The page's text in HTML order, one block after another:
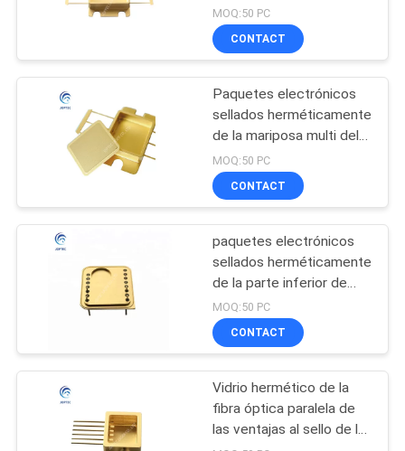
FÁBRICA
CONTROL
CALIDAD
EN
CONTACTO
MAPA
Hermetic
MOQ:50 PC
CONTACT
Paquetes electrónicos
sellados herméticamente
de la mariposa multi del
pedazo
MOQ:50 PC
CONTACT
paquetes electrónicos
sellados herméticamente
de la parte inferior de
plano de la profundidad
de 1.5m m
MOQ:50 PC
CONTACT
Vidrio hermético de la
fibra óptica paralela de
las ventajas al sello de la